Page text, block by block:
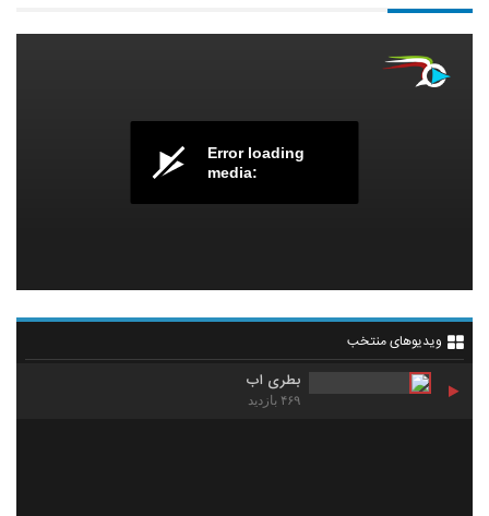
Error loading
media:
ویدیوهای منتخب
بطری اب
۴۶۹ بازدید